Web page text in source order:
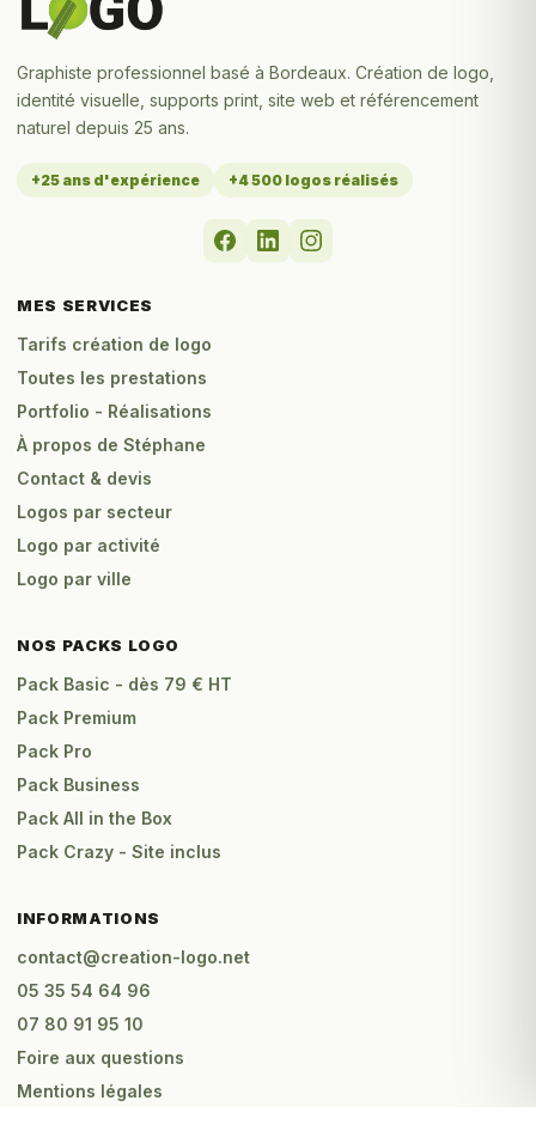
Graphiste professionnel basé à Bordeaux. Création de logo,
identité visuelle, supports print, site web et référencement
naturel depuis 25 ans.
+25 ans d'expérience +4 500 logos réalisés
MES SERVICES
Tarifs création de logo
Toutes les prestations
Portfolio - Réalisations
À propos de Stéphane
Contact & devis
Logos par secteur
Logo par activité
Logo par ville
NOS PACKS LOGO
Pack Basic - dès 79 € HT
Pack Premium
Pack Pro
Pack Business
Pack All in the Box
Pack Crazy - Site inclus
INFORMATIONS
contact@creation-logo.net
05 35 54 64 96
07 80 91 95 10
Foire aux questions
Mentions légales